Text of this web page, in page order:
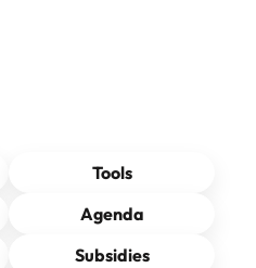
Tools
Agenda
Subsidies